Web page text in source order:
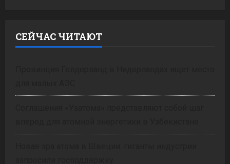
СЕЙЧАС ЧИТАЮТ